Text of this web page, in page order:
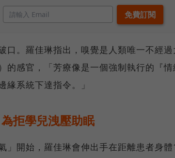
口。羅佳琳指出，嗅覺是人類唯一不經
的感官，「芳療像是一個強制執行的『
緣系統下達指令。」
拒學兒洩壓助眠
」開始，羅佳琳會伸出手在距離患者身